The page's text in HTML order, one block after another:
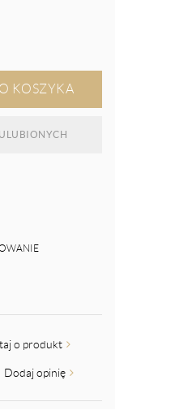
KOSZYKA
o produkt
Dodaj opinię